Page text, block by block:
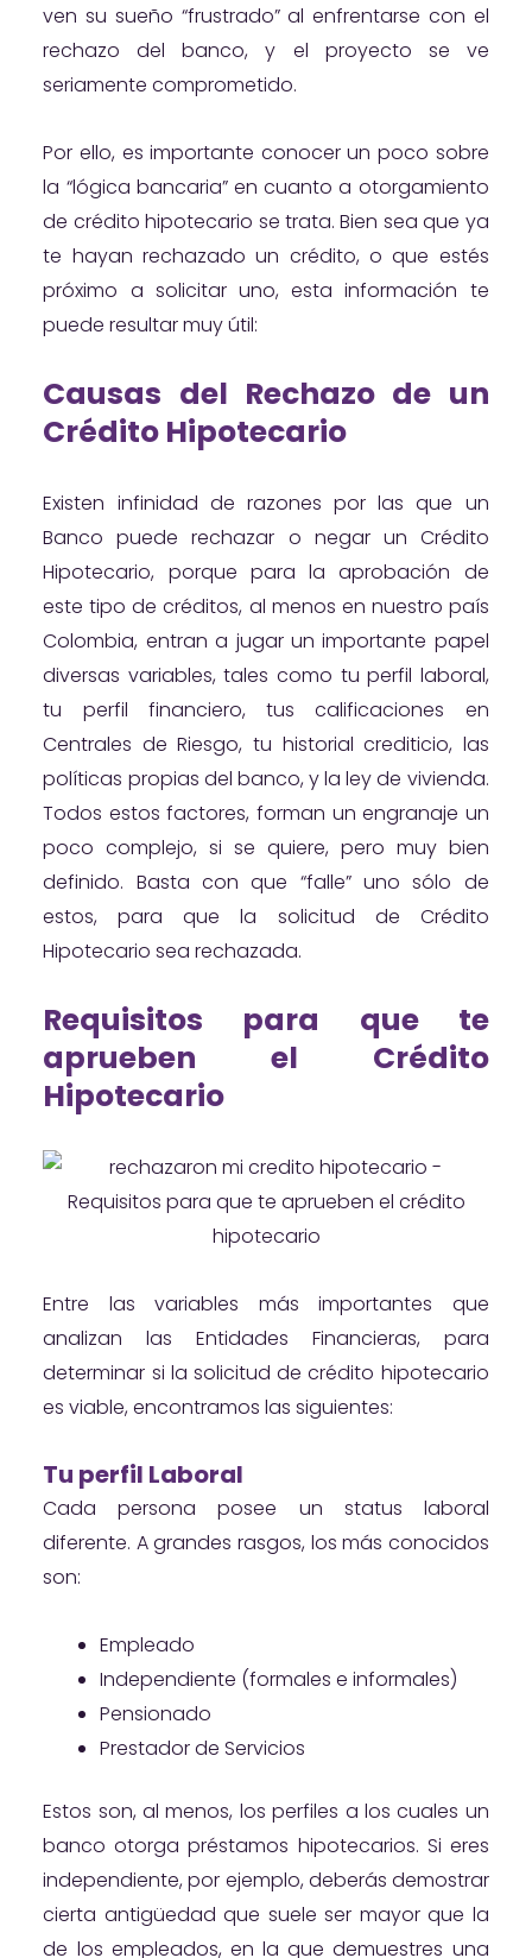
ven su sueño “frustrado” al enfrentarse con el
rechazo del banco, y el proyecto se ve
seriamente comprometido.
Por ello, es importante conocer un poco sobre
la “lógica bancaria” en cuanto a otorgamiento
de crédito hipotecario se trata. Bien sea que ya
te hayan rechazado un crédito, o que estés
próximo a solicitar uno, esta información te
puede resultar muy útil:
Causas del Rechazo de un
Crédito Hipotecario
Existen infinidad de razones por las que un
Banco puede rechazar o negar un Crédito
Hipotecario, porque para la aprobación de
este tipo de créditos, al menos en nuestro país
Colombia, entran a jugar un importante papel
diversas variables, tales como tu perfil laboral,
tu perfil financiero, tus calificaciones en
Centrales de Riesgo, tu historial crediticio, las
políticas propias del banco, y la ley de vivienda.
Todos estos factores, forman un engranaje un
poco complejo, si se quiere, pero muy bien
definido. Basta con que “falle” uno sólo de
estos, para que la solicitud de Crédito
Hipotecario sea rechazada.
Requisitos para que te
aprueben el Crédito
Hipotecario
Entre las variables más importantes que
analizan las Entidades Financieras, para
determinar si la solicitud de crédito hipotecario
es viable, encontramos las siguientes:
Tu perfil Laboral
Cada persona posee un status laboral
diferente. A grandes rasgos, los más conocidos
son:
Empleado
Independiente (formales e informales)
Pensionado
Prestador de Servicios
Estos son, al menos, los perfiles a los cuales un
banco otorga préstamos hipotecarios. Si eres
independiente, por ejemplo, deberás demostrar
cierta antigüedad que suele ser mayor que la
de los empleados, en la que demuestres una